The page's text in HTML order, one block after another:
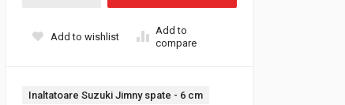
Add to wishlist
Add to
compare
Etichetă:
Inaltatoare Suzuki Jimny spate - 6 cm